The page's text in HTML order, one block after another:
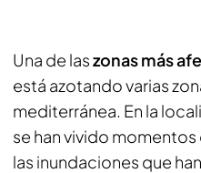
Una de laszonas más
está azotando varias
mediterránea. En la
se han vivido
las inundaciones que